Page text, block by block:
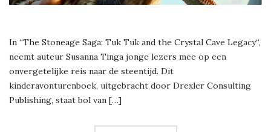
In “The Stoneage Saga: Tuk Tuk and the Crystal Cave Legacy“,
neemt auteur Susanna Tinga jonge lezers mee op een
onvergetelijke reis naar de steentijd. Dit
kinderavonturenboek, uitgebracht door Drexler Consulting
Publishing, staat bol van […]